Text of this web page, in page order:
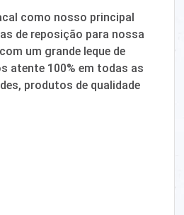
como nosso principal
de reposição para nossa
um grande leque de
atente 100% em todas as
produtos de qualidade